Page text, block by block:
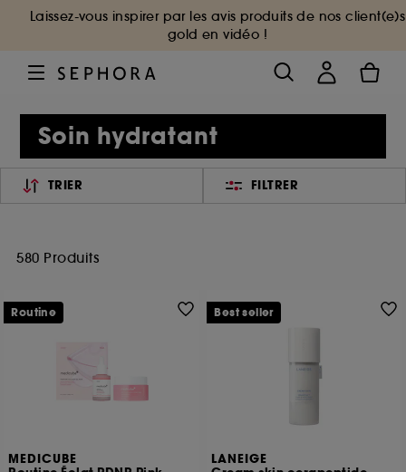
Laissez-vous inspirer par les avis produits de nos client(e)s
gold en vidéo !
Soin hydratant
TRIER FILTRER
580 Produits
MEDICUBE
Routine
LANEIGE
Best seller